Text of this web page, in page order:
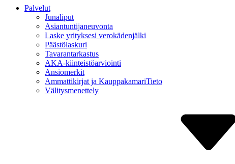
Palvelut
Junaliput
Asiantuntija­neuvonta
Laske yrityksesi verokäden­jälki
Päästölaskuri
Tavaran­tarkastus
AKA-kiinteistö­arviointi
Ansiomerkit
Ammattikirjat ja Kauppa­kamariTieto
Välitys­menettely